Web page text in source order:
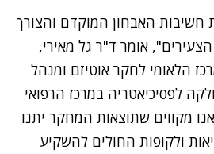
חשיבות האבחון המוקדם והצורך
אומר ד"ר גל מאירי,
הלאומי לחקר אוטיזם ומנהל
לפסיכיאטריה במרכז הרפואי
מקווים שתוצאות המחקר יתנו
ולקופות החולים להשקיע